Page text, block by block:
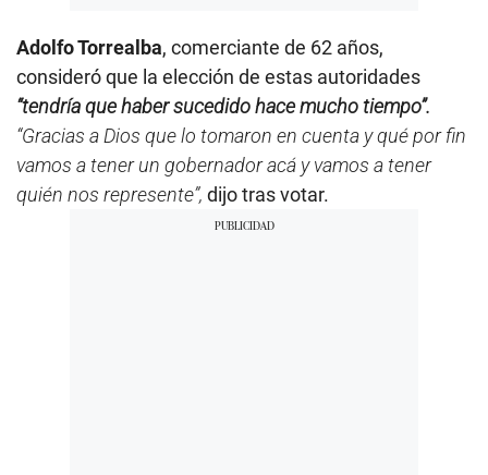
Adolfo Torrealba, comerciante de 62 años,
consideró que la elección de estas autoridades
“tendría que haber sucedido hace mucho tiempo”.
“Gracias a Dios que lo tomaron en cuenta y qué por fin
vamos a tener un gobernador acá y vamos a tener
quién nos represente”, dijo tras votar.